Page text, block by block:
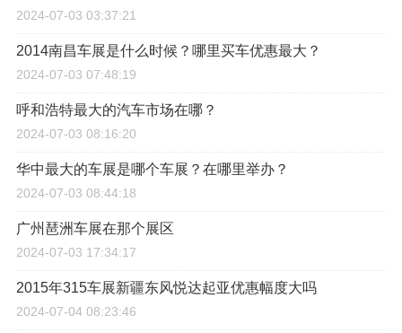
2024-07-03 03:37:21
2014南昌车展是什么时候？哪里买车优惠最大？
2024-07-03 07:48:19
呼和浩特最大的汽车市场在哪？
2024-07-03 08:16:20
华中最大的车展是哪个车展？在哪里举办？
2024-07-03 08:44:18
广州琶洲车展在那个展区
2024-07-03 17:34:17
2015年315车展新疆东风悦达起亚优惠幅度大吗
2024-07-04 08:23:46